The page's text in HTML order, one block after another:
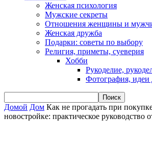
Женская психология
Мужские секреты
Отношения женщины и
Женская дружба
Подарки: советы по выбору
Религия, приметы, суеверия
Хобби
Рукоделие,
Фотография, идеи
Домой Дом Как не прогадать при
новостройке: практическое руководство